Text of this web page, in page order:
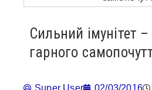
Сильний імунітет
гарного
Super User 02/03/2016